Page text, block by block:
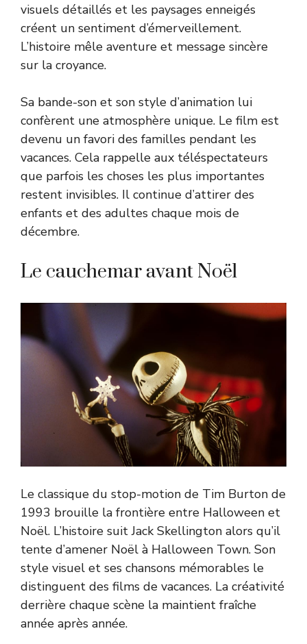
visuels détaillés et les paysages enneigés
créent un sentiment d’émerveillement.
L’histoire mêle aventure et message sincère
sur la croyance.
Sa bande-son et son style d’animation lui
confèrent une atmosphère unique. Le film est
devenu un favori des familles pendant les
vacances. Cela rappelle aux téléspectateurs
que parfois les choses les plus importantes
restent invisibles. Il continue d’attirer des
enfants et des adultes chaque mois de
décembre.
Le cauchemar avant Noël
Le classique du stop-motion de Tim Burton de
1993 brouille la frontière entre Halloween et
Noël. L’histoire suit Jack Skellington alors qu’il
tente d’amener Noël à Halloween Town. Son
style visuel et ses chansons mémorables le
distinguent des films de vacances. La créativité
derrière chaque scène la maintient fraîche
année après année.